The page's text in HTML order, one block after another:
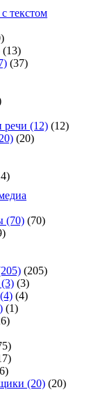
текстом
(13)
(37)
речи (12) (12)
(20)
(70) (70)
(205)
(3) (3)
(4) (4)
(1)
(20) (20)